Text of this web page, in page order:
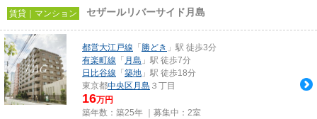
賃貸｜マンション セザールリバーサイド月島
都営大江戸線 「 勝どき 」駅 徒歩3分
有楽町線 「 月島 」駅 徒歩7分
日比谷線 「 築地 」駅 徒歩18分
東京都中央区 月島 ３丁目
16万円
築年数：築25年 ｜募集中： 2室